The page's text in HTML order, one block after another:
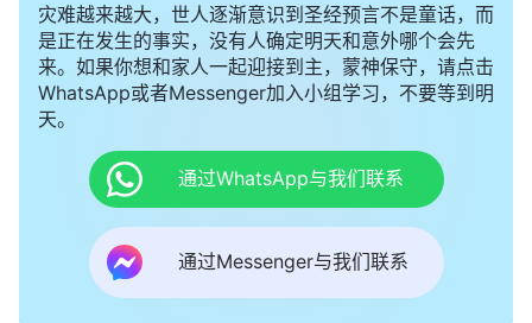
灾难越来越大，世人逐渐意识到圣经预言不是童话，而
是正在发生的事实，没有人确定明天和意外哪个会先
来。如果你想和家人一起迎接到主，蒙神保守，请点击
WhatsApp或者Messenger加入小组学习，不要等到明
天。
通过WhatsApp与我们联系
通过Messenger与我们联系